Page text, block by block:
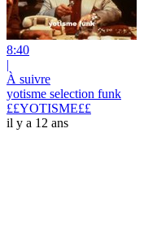
8:40
|
À suivre
yotisme selection funk
££YOTISME££
il y a 12 ans